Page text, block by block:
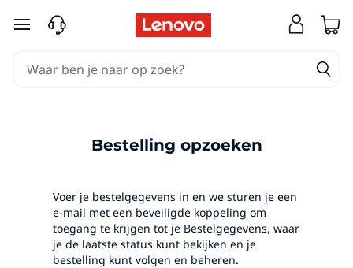
TGa naar de hoofdinhoud
Bestelling opzoeken
Voer je bestelgegevens in en we sturen je een
e-mail met een beveiligde koppeling om
toegang te krijgen tot je Bestelgegevens, waar
je de laatste status kunt bekijken en je
bestelling kunt volgen en beheren.